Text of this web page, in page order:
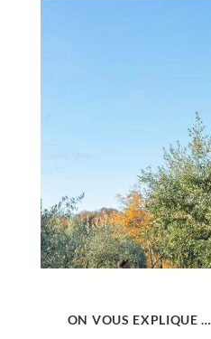
ON VOUS EXPLIQUE …